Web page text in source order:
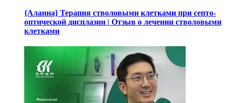
{Аланна} Терапия стволовыми клетками при септо-
оптической дисплазии | Отзыв о лечении стволовыми
клетками